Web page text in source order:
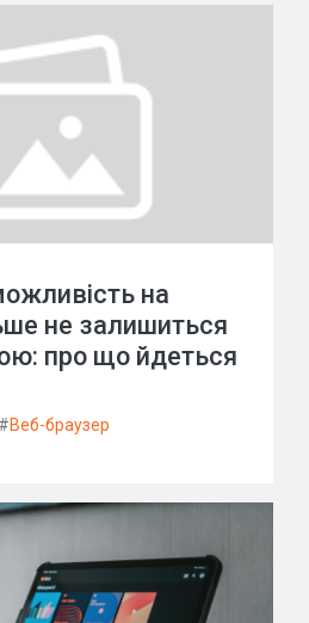
на
не залишиться
про що йдеться
#Веб-браузер